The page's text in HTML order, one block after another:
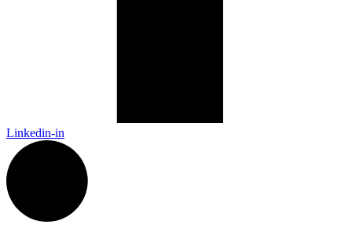
Linkedin-in